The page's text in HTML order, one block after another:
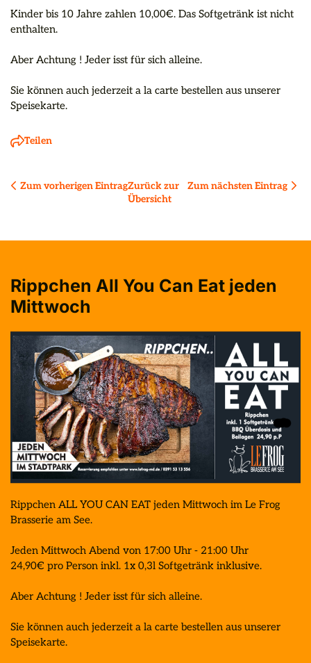
Kinder bis 10 Jahre zahlen 10,00€. Das Softgetränk ist nicht
enthalten.
Aber Achtung ! Jeder isst für sich alleine.
Sie können auch jederzeit a la carte bestellen aus unserer
Speisekarte.
Teilen
Zum vorherigen EintragZurück zur
Übersicht
Zum nächsten Eintrag
Rippchen All You Can Eat jeden
Mittwoch
Rippchen ALL YOU CAN EAT jeden Mittwoch im Le Frog
Brasserie am See.
Jeden Mittwoch Abend von 17:00 Uhr - 21:00 Uhr
24,90€ pro Person inkl. 1x 0,3l Softgetränk inklusive.
Aber Achtung ! Jeder isst für sich alleine.
Sie können auch jederzeit a la carte bestellen aus unserer
Speisekarte.